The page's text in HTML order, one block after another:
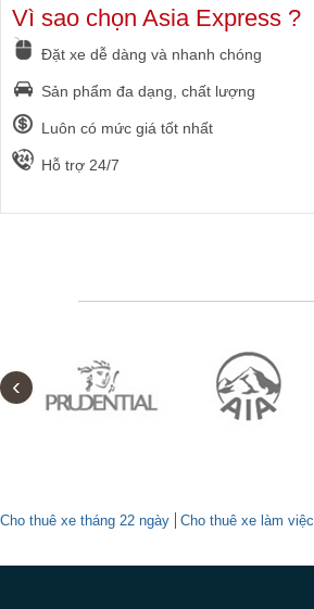
Vì sao chọn Asia Express ?
Đặt xe dễ dàng và nhanh chóng
Sản phẩm đa dạng, chất lượng
Luôn có mức giá tốt nhất
Hỗ trợ 24/7
‹
Cho thuê xe tháng 22 ngày Cho thuê xe làm việc